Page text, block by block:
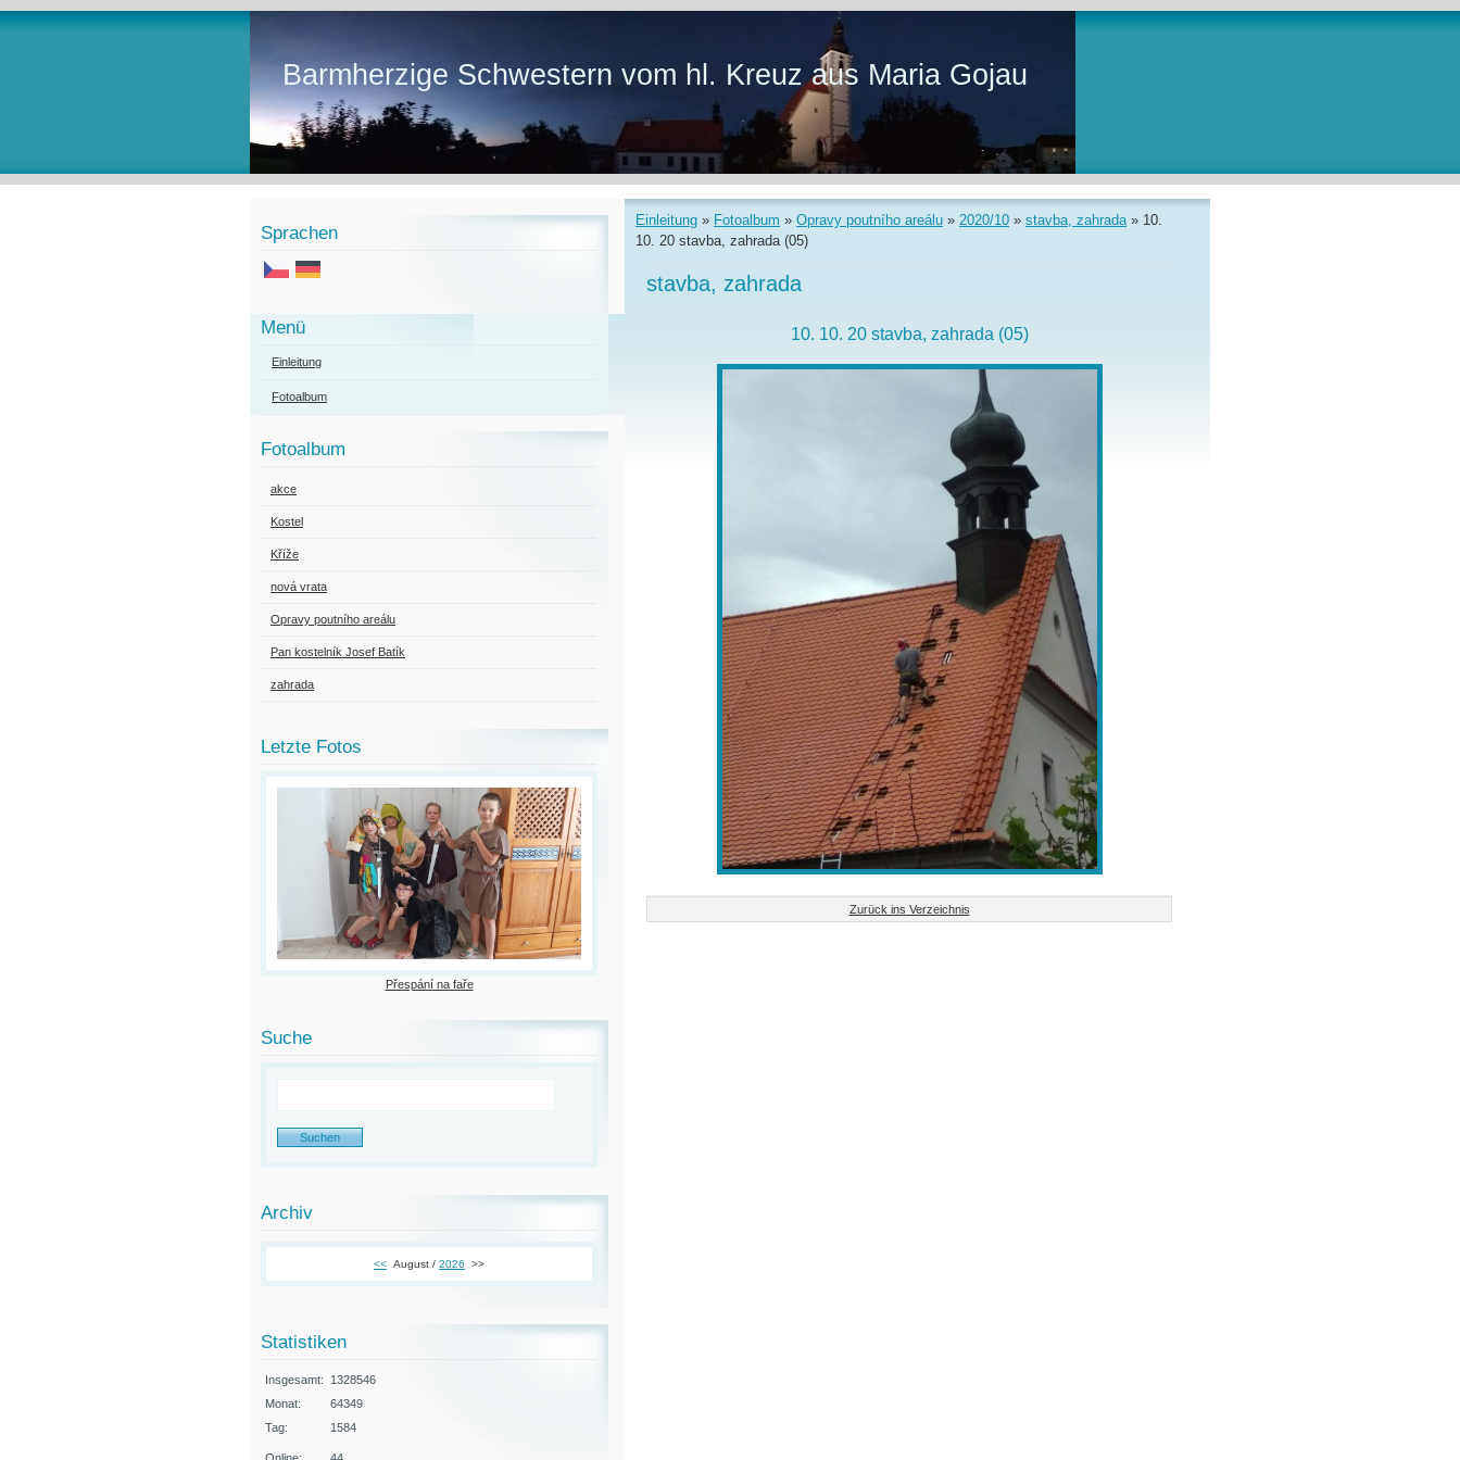
Barmherzige Schwestern vom hl. Kreuz aus Maria Gojau
Einleitung » Fotoalbum » Opravy poutního areálu » 2020/10 » stavba, zahrada» 10.
10. 20 stavba, zahrada (05)
stavba, zahrada
10. 10. 20 stavba, zahrada (05)
Zurück ins Verzeichnis
Sprachen
Menü
Einleitung
Fotoalbum
Fotoalbum
akce
Kostel
Kříže
nová vrata
Opravy poutního areálu
Pan kostelník Josef Batík
zahrada
Letzte Fotos
Přespání na faře
Suche
Archiv
<< August / 2026 >>
Statistiken
Insgesamt:
1328546
Monat:
64349
Tag:
1584